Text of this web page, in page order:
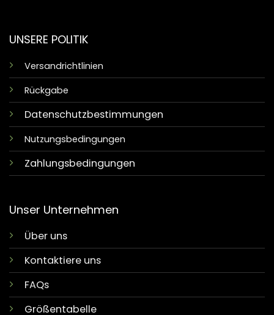
UNSERE POLITIK
Versandrichtlinien
Rückgabe
Datenschutzbestimmungen
Nutzungsbedingungen
Zahlungsbedingungen
Unser Unternehmen
Über uns
Kontaktiere uns
FAQs
Größentabelle